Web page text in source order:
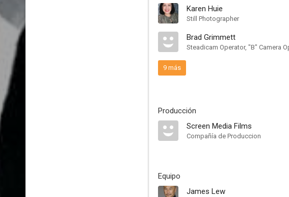
Karen Huie
Still Photographer
Brad Grimmett
Steadicam Operator, "B" Camera
9 más
Producción
Screen Media Films
Compañía de Produccion
Equipo
James Lew